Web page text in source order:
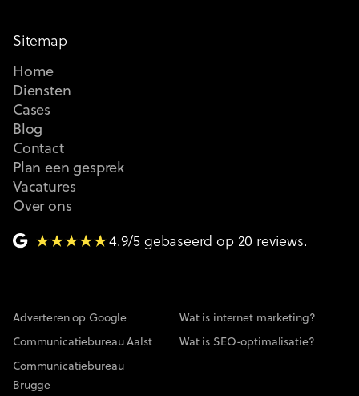
Sitemap
Home
Diensten
Cases
Blog
Contact
Plan een gesprek
Vacatures
Over ons
4.9/5 gebaseerd op 20 reviews.
Adverteren op Google
Communicatiebureau Aalst
Communicatiebureau
Brugge
Wat is internet marketing?
Wat is SEO-optimalisatie?